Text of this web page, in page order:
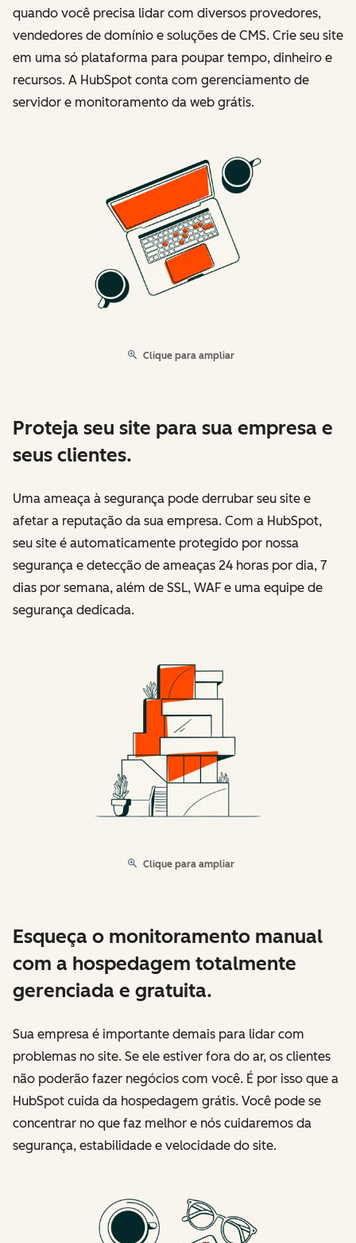
quando você precisa lidar com diversos provedores,
vendedores de domínio e soluções de CMS. Crie seu site
em uma só plataforma para poupar tempo, dinheiro e
recursos. A HubSpot conta com gerenciamento de
servidor e monitoramento da web grátis.
Clique para ampliar
Proteja seu site para sua empresa e
seus clientes.
Uma ameaça à segurança pode derrubar seu site e
afetar a reputação da sua empresa. Com a HubSpot,
seu site é automaticamente protegido por nossa
segurança e detecção de ameaças 24 horas por dia, 7
dias por semana, além de SSL, WAF e uma equipe de
segurança dedicada.
Clique para ampliar
Esqueça o monitoramento manual
com a hospedagem totalmente
gerenciada e gratuita.
Sua empresa é importante demais para lidar com
problemas no site. Se ele estiver fora do ar, os clientes
não poderão fazer negócios com você. É por isso que a
HubSpot cuida da hospedagem grátis. Você pode se
concentrar no que faz melhor e nós cuidaremos da
segurança, estabilidade e velocidade do site.